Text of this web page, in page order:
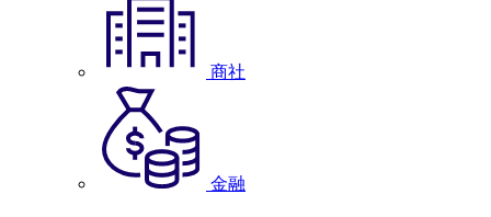
商社
金融